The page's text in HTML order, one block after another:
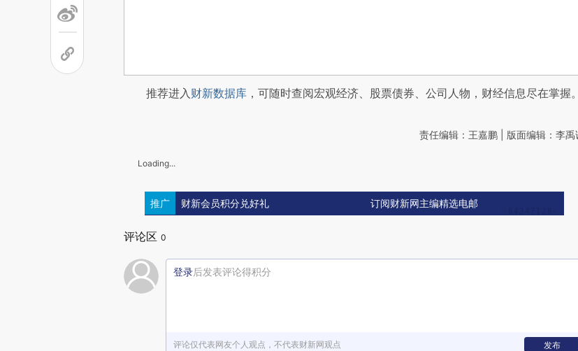
推荐进入财新数据库 ，可随时查阅宏观经济、股票债券、公司人物，财经信息尽在掌握。
责任编辑：王嘉鹏 | 版面编辑：李禹
Loading...
推广 财新会员积分兑好礼 订阅财新网主编精选电邮
评论区 0
登录后发表评论得积分
评论仅代表网友个人观点，不代表财新网观点 发布